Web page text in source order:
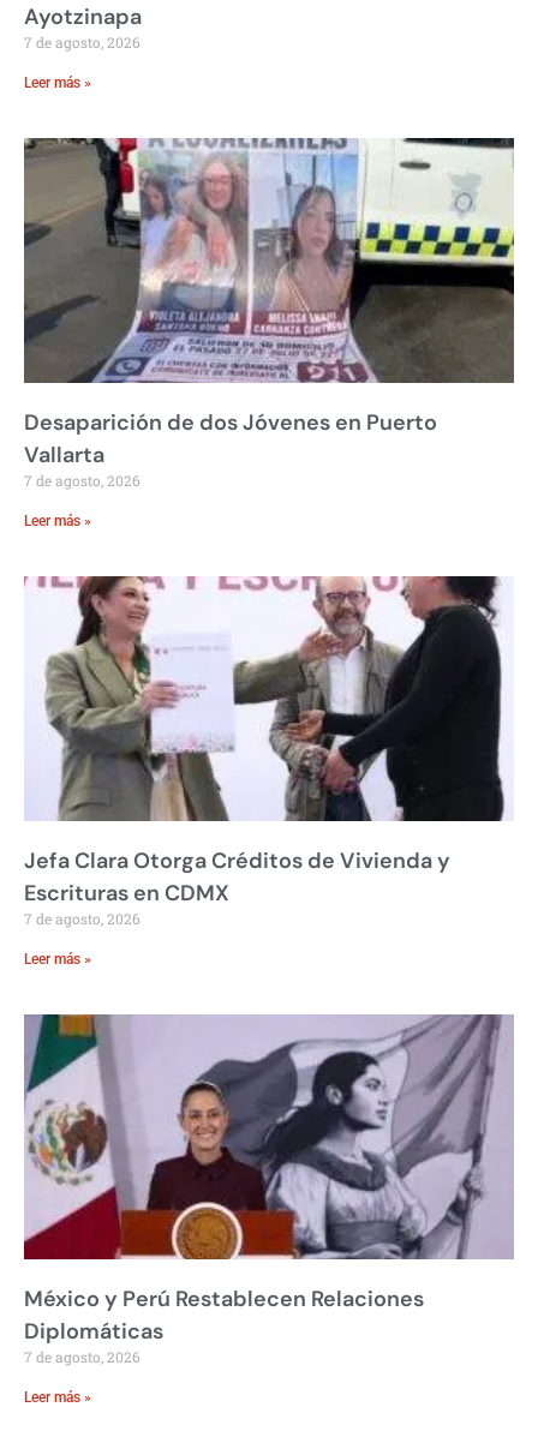
Ayotzinapa
7 de agosto, 2026
Leer más »
Desaparición de dos Jóvenes en Puerto
Vallarta
7 de agosto, 2026
Leer más »
Jefa Clara Otorga Créditos de Vivienda y
Escrituras en CDMX
7 de agosto, 2026
Leer más »
México y Perú Restablecen Relaciones
Diplomáticas
7 de agosto, 2026
Leer más »